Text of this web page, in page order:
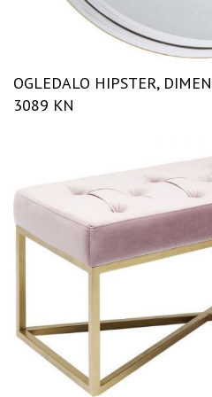
OGLEDALO HIPSTER,
3089 KN